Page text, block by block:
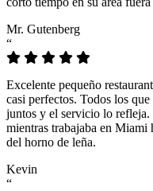
Mr. Gutenberg
“
Excelente pequeño
casi perfectos. Todos los
juntos y el servicio lo
mientras trabajaba en Miami
del horno de leña.
Kevin
“